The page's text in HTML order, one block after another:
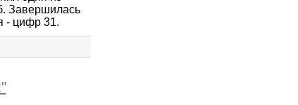
Завершилась
- цифр 31.